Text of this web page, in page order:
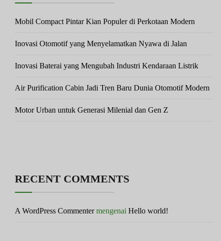
Mobil Compact Pintar Kian Populer di Perkotaan Modern
Inovasi Otomotif yang Menyelamatkan Nyawa di Jalan
Inovasi Baterai yang Mengubah Industri Kendaraan Listrik
Air Purification Cabin Jadi Tren Baru Dunia Otomotif Modern
Motor Urban untuk Generasi Milenial dan Gen Z
RECENT COMMENTS
A WordPress Commentermengenai Hello world!